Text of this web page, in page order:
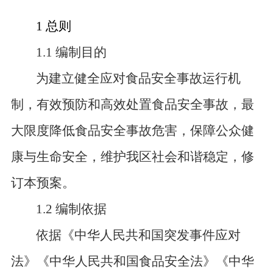
1 总则
1.1 编制目的
为建立健全应对食品安全事故运行机
制，有效预防和高效处置食品安全事故，最
大限度降低食品安全事故危害，保障公众健
康与生命安全，维护我区社会和谐稳定，修
订本预案。
1.2 编制依据
依据《中华人民共和国突发事件应对
法》《中华人民共和国食品安全法》《中华